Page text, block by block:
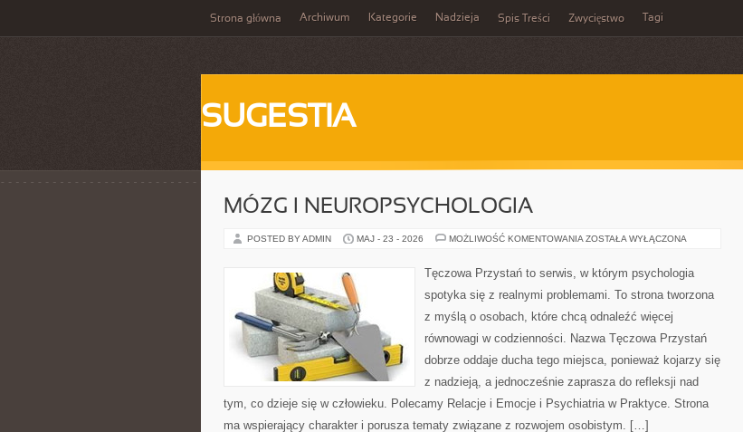
Strona główna Archiwum Kategorie Nadzieja Spis Treści Zwycięstwo Tagi
SUGESTIA
MÓZG I NEUROPSYCHOLOGIA
POSTED BY ADMIN MAJ - 23 - 2026 MOŻLIWOŚĆ KOMENTOWANIA MÓZG
ZOSTAŁA WYŁĄCZONA
Tęczowa Przystań to serwis, w którym psychologia
spotyka się z realnymi problemami. To strona tworzona
z myślą o osobach, które chcą odnaleźć więcej
równowagi w codzienności. Nazwa Tęczowa Przystań
dobrze oddaje ducha tego miejsca, ponieważ kojarzy się
z nadzieją, a jednocześnie zaprasza do refleksji nad
tym, co dzieje się w człowieku. Polecamy Relacje i Emocje i Psychiatria w Praktyce. Strona
ma wspierający charakter i porusza tematy związane z rozwojem osobistym. […]